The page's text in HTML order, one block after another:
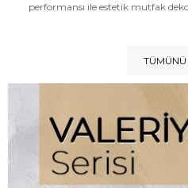
performansı ile estetik mutfak